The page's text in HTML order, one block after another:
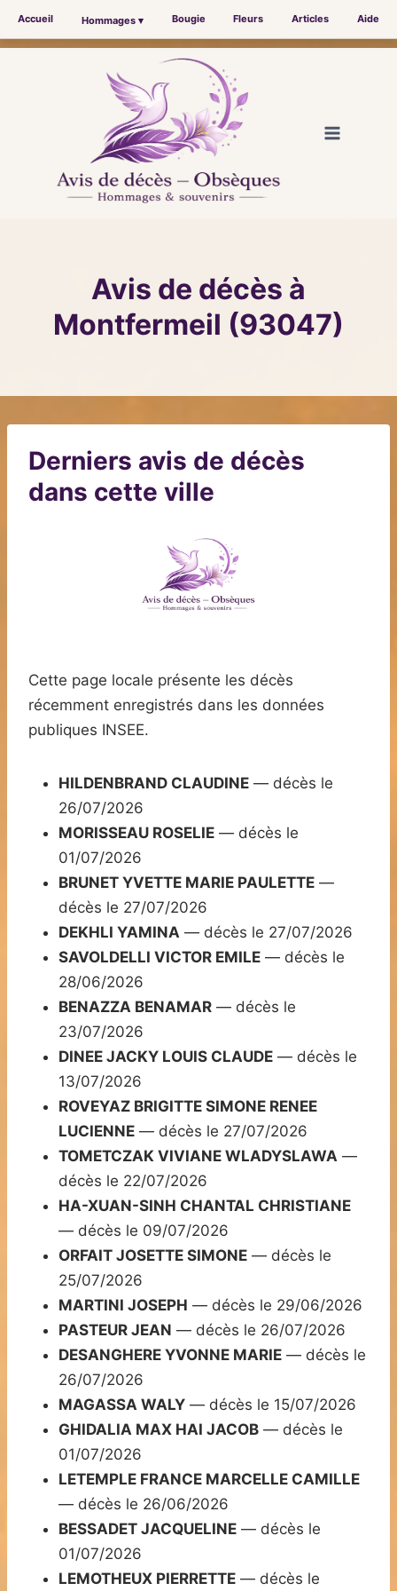
Accueil Hommages ▾ Bougie Fleurs Articles Aide
Avis de décès à
Montfermeil (93047)
Derniers avis de décès
dans cette ville
Cette page locale présente les décès
récemment enregistrés dans les données
publiques INSEE.
HILDENBRAND CLAUDINE — décès le
26/07/2026
MORISSEAU ROSELIE — décès le
01/07/2026
BRUNET YVETTE MARIE PAULETTE —
décès le 27/07/2026
DEKHLI YAMINA — décès le 27/07/2026
SAVOLDELLI VICTOR EMILE — décès le
28/06/2026
BENAZZA BENAMAR — décès le
23/07/2026
DINEE JACKY LOUIS CLAUDE — décès le
13/07/2026
ROVEYAZ BRIGITTE SIMONE RENEE
LUCIENNE — décès le 27/07/2026
TOMETCZAK VIVIANE WLADYSLAWA —
décès le 22/07/2026
HA-XUAN-SINH CHANTAL CHRISTIANE
— décès le 09/07/2026
ORFAIT JOSETTE SIMONE — décès le
25/07/2026
MARTINI JOSEPH — décès le 29/06/2026
PASTEUR JEAN — décès le 26/07/2026
DESANGHERE YVONNE MARIE — décès le
26/07/2026
MAGASSA WALY — décès le 15/07/2026
GHIDALIA MAX HAI JACOB — décès le
01/07/2026
LETEMPLE FRANCE MARCELLE CAMILLE
— décès le 26/06/2026
BESSADET JACQUELINE — décès le
01/07/2026
LEMOTHEUX PIERRETTE — décès le